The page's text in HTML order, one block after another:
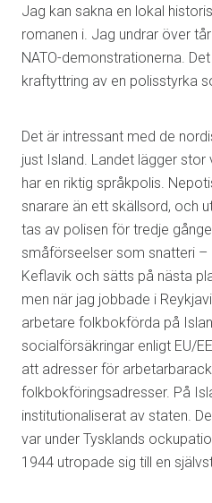
Jag kan sakna en lokal
romanen i. Jag undrar över
NATO-demonstrationerna.
kraftyttring av en polisstyrka
Det är intressant med de
just Island. Landet lägger stor
har en riktig språkpolis.
snarare än ett skällsord, och
tas av polisen för tredje
småförseelser som snatteri –
Keflavik och sätts på nästa
men när jag jobbade i
arbetare folkbokförda på
socialförsäkringar enligt EU/
att adresser för
folkbokföringsadresser. På
institutionaliserat av staten.
var under Tysklands
1944 utropade sig till en